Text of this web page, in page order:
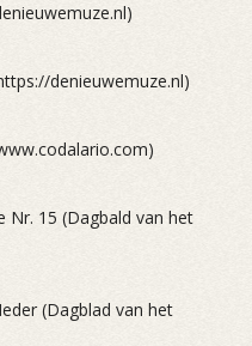
denieuwemuze.nl)
Nr. 15 (Dagbald van het
(Dagblad van het